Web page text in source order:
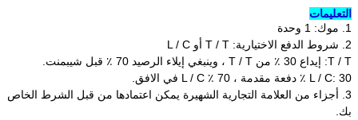
التعليمات
1. موك: 1 وحدة
2. شروط الدفع الاختيارية: T / T أو L / C
T / T: إيداع 30 ٪ من T / T ، وينبغي إيلاء الرصيد 70 ٪ قبل شيبمنت.
L / C: 30 ٪ دفعة مقدمة ، 70 ٪ L / C في الافق.
3. أجزاء من العلامة التجارية الشهيرة يمكن اعتمادها من قبل الشرط الخاص
بك.